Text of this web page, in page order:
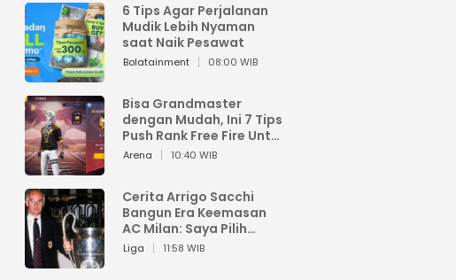
6 Tips Agar Perjalanan
Mudik Lebih Nyaman
saat Naik Pesawat
Bolatainment 08:00 WIB
Bisa Grandmaster
dengan Mudah, Ini 7 Tips
Push Rank Free Fire Untuk
Pemula
Arena 10:40 WIB
Cerita Arrigo Sacchi
Bangun Era Keemasan
AC Milan: Saya Pilih
Pemain dari Isi Otaknya
Liga 11:58 WIB